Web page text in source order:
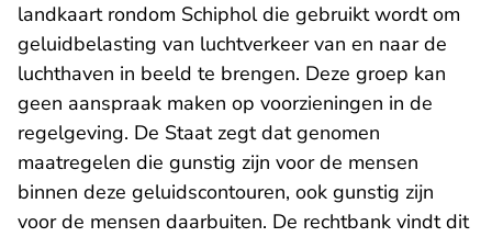
landkaart rondom Schiphol die gebruikt wordt om
geluidbelasting van luchtverkeer van en naar de
luchthaven in beeld te brengen. Deze groep kan
geen aanspraak maken op voorzieningen in de
regelgeving. De Staat zegt dat genomen
maatregelen die gunstig zijn voor de mensen
binnen deze geluidscontouren, ook gunstig zijn
voor de mensen daarbuiten. De rechtbank vindt dit